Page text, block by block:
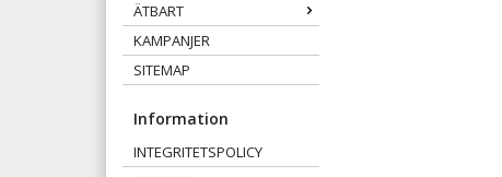
ÄTBART
KAMPANJER
SITEMAP
Information
INTEGRITETSPOLICY